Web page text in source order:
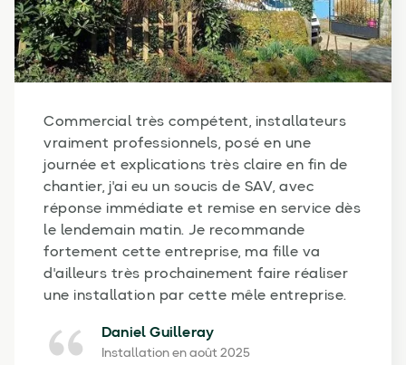
Commercial très compétent, installateurs
vraiment professionnels, posé en une
journée et explications très claire en fin de
chantier, j'ai eu un soucis de SAV, avec
réponse immédiate et remise en service dès
le lendemain matin. Je recommande
fortement cette entreprise, ma fille va
d'ailleurs très prochainement faire réaliser
une installation par cette mêle entreprise.
Daniel Guilleray
Installation en août 2025